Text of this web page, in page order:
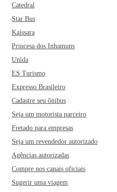
Catedral
Star Bus
Kaissara
Princesa dos Inhamuns
Unida
ES Turismo
Expresso Brasileiro
Cadastre seu ônibus
Seja um motorista parceiro
Fretado para empresas
Seja um revendedor autorizado
Agências autorizadas
Compre nos canais oficiais
Sugerir uma viagem